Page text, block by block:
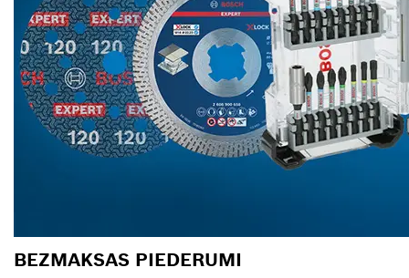
BEZMAKSAS PIEDERUMI